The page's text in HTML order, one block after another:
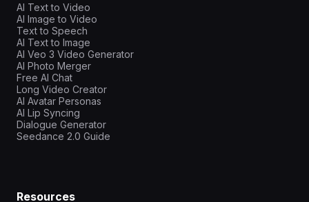
AI Text to Video
AI Image to Video
Text to Speech
AI Text to Image
AI Veo 3 Video Generator
AI Photo Merger
Free AI Chat
Long Video Creator
AI Avatar Personas
AI Lip Syncing
Dialogue Generator
Seedance 2.0 Guide
Resources